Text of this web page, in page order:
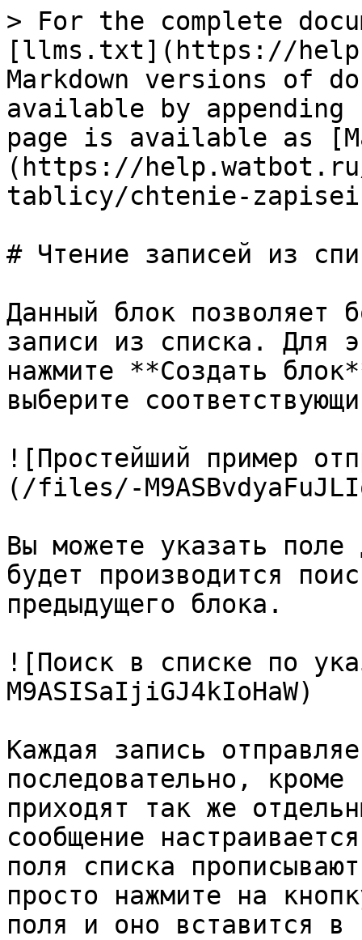
> For the complete
[llms.txt](https://
Markdown versions of
available by
page is available as
(https://
tablicy/chtenie-
# Чтение записей из
Данный блок позволяет
записи из списка. Для
нажмите **Создать
выберите
![Простейший пример
(/files/-
Вы можете указать
будет производится
предыдущего блока.
![Поиск в списке по
M9ASISaIjiGJ4kIoHaW)
Каждая запись
последовательно,
приходят так же
сообщение
поля списка
просто нажмите на
поля и оно вставится в